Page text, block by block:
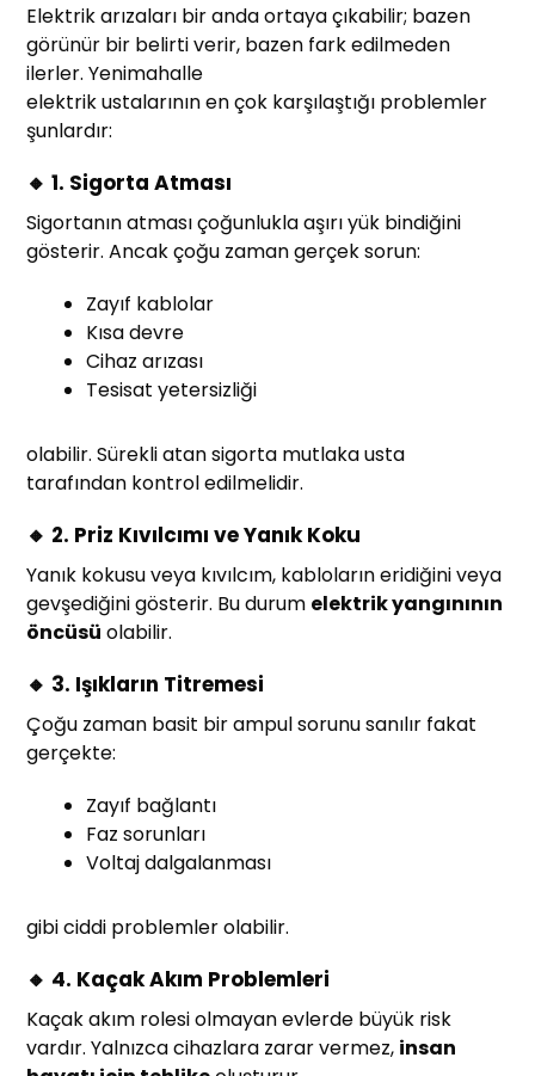
Elektrik arızaları bir anda ortaya çıkabilir; bazen
görünür bir belirti verir, bazen fark edilmeden
ilerler. Yenimahalle
elektrik ustalarının en çok karşılaştığı problemler
şunlardır:
🔸 1. Sigorta Atması
Sigortanın atması çoğunlukla aşırı yük bindiğini
gösterir. Ancak çoğu zaman gerçek sorun:
Zayıf kablolar
Kısa devre
Cihaz arızası
Tesisat yetersizliği
olabilir. Sürekli atan sigorta mutlaka usta
tarafından kontrol edilmelidir.
🔸 2. Priz Kıvılcımı ve Yanık Koku
Yanık kokusu veya kıvılcım, kabloların eridiğini veya
gevşediğini gösterir. Bu durum elektrik yangınının
öncüsü olabilir.
🔸 3. Işıkların Titremesi
Çoğu zaman basit bir ampul sorunu sanılır fakat
gerçekte:
Zayıf bağlantı
Faz sorunları
Voltaj dalgalanması
gibi ciddi problemler olabilir.
🔸 4. Kaçak Akım Problemleri
Kaçak akım rolesi olmayan evlerde büyük risk
vardır. Yalnızca cihazlara zarar vermez, insan